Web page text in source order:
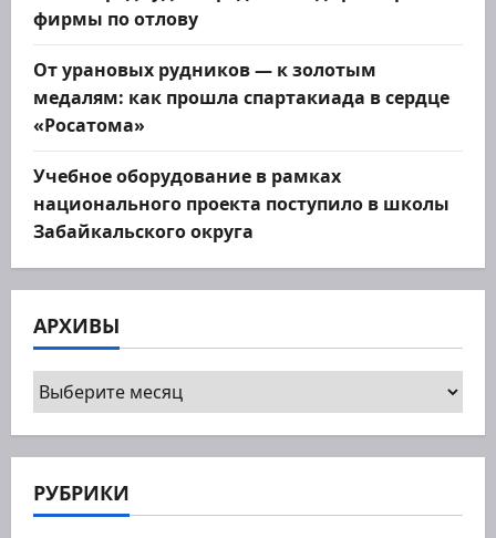
фирмы по отлову
От урановых рудников — к золотым
медалям: как прошла спартакиада в сердце
«Росатома»
Учебное оборудование в рамках
национального проекта поступило в школы
Забайкальского округа
АРХИВЫ
Архивы
РУБРИКИ